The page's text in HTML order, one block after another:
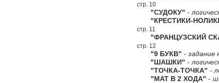
стр. 10
"СУДОКУ" -
"КРЕСТИКИ-
стр. 11
"ФРАНЦУЗСКИЙ
стр. 12
"9 БУКВ" - задание
"ШАШКИ" -
"ТОЧКА-ТОЧКА" -
"МАТ В 2 ХОДА" -